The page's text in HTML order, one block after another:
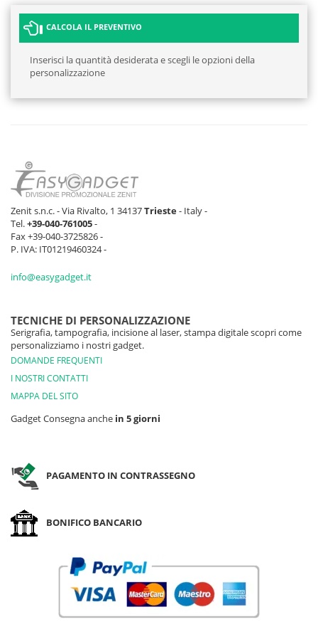
CALCOLA IL PREVENTIVO
Inserisci la quantità desiderata e scegli le opzioni della
personalizzazione
Zenit s.n.c. - Via Rivalto, 1 34137Trieste- Italy -
Tel.+39-040-761005-
Fax +39-040-3725826 -
P. IVA: IT01219460324 -
info@easygadget.it
TECNICHE DI PERSONALIZZAZIONE
Serigrafia, tampografia, incisione al laser, stampa digitale scopri come
personalizziamo i nostri gadget.
DOMANDE FREQUENTI
I NOSTRI CONTATTI
MAPPA DEL SITO
Gadget Consegna anche in 5 giorni
PAGAMENTO IN CONTRASSEGNO
BONIFICO BANCARIO